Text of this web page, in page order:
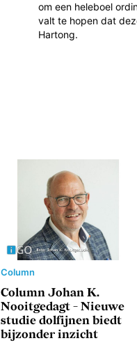
om een heleboel
valt te hopen dat
Hartong.
Column
Column Johan K.
Nooitgedagt - Nieuwe
studie dolfijnen biedt
bijzonder inzicht